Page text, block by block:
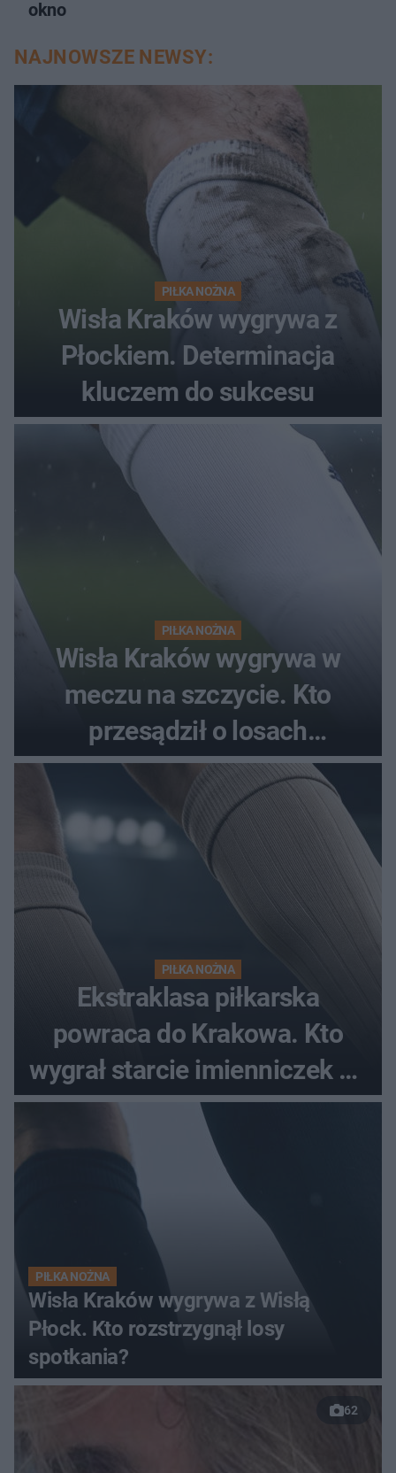
okno
NAJNOWSZE NEWSY:
PIŁKA NOŻNA
Wisła Kraków wygrywa z
Płockiem. Determinacja
kluczem do sukcesu
PIŁKA NOŻNA
Wisła Kraków wygrywa w
meczu na szczycie. Kto
przesądził o losach
spotkania?
PIŁKA NOŻNA
Ekstraklasa piłkarska
powraca do Krakowa. Kto
wygrał starcie imienniczek na
pełnym stadionie
PIŁKA NOŻNA
Wisła Kraków wygrywa z Wisłą
Płock. Kto rozstrzygnął losy
spotkania?
62